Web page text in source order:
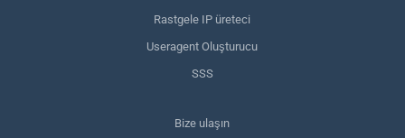
Rastgele IP üreteci
Useragent Oluşturucu
SSS
Bize ulaşın